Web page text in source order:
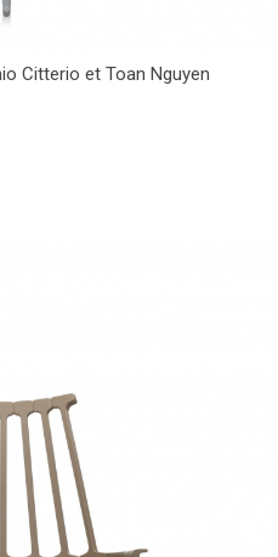
Citterio et Toan Nguyen